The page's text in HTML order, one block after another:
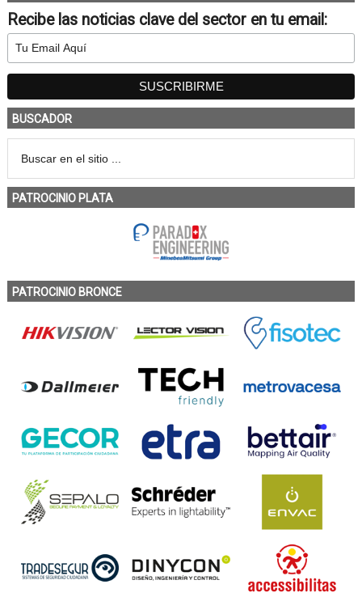
Recibe las noticias clave del sector en tu email:
BUSCADOR
PATROCINIO PLATA
PATROCINIO BRONCE